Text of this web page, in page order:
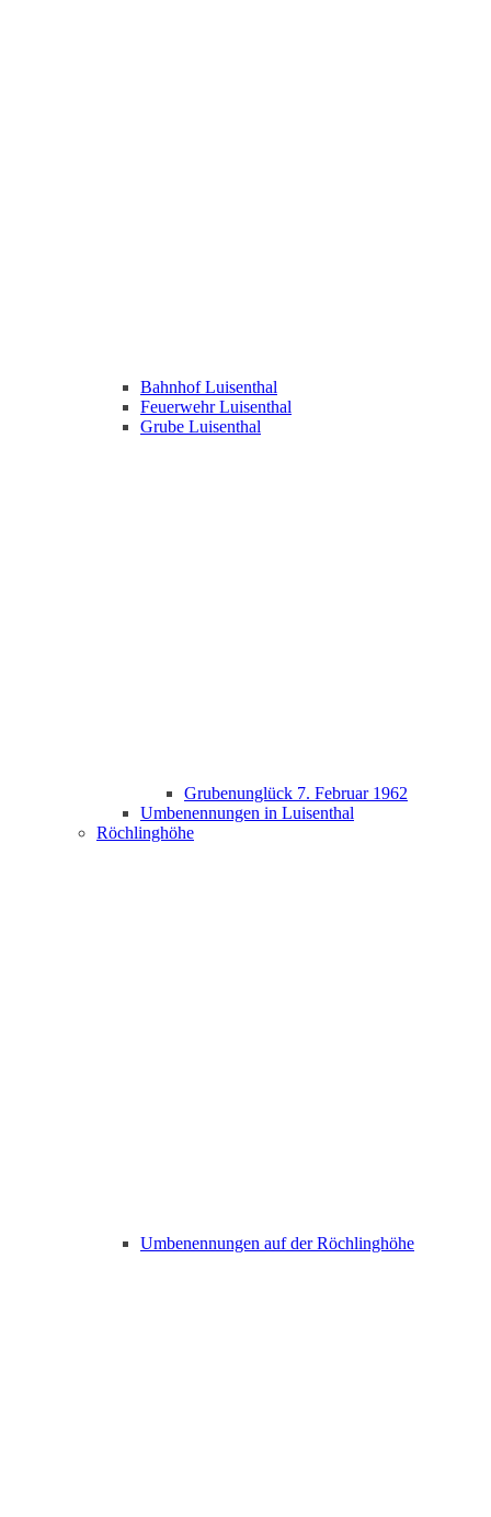
Bahnhof Luisenthal
Feuerwehr Luisenthal
Grube Luisenthal
Grubenunglück 7. Februar 1962
Umbenennungen in Luisenthal
Röchlinghöhe
Umbenennungen auf der Röchlinghöhe